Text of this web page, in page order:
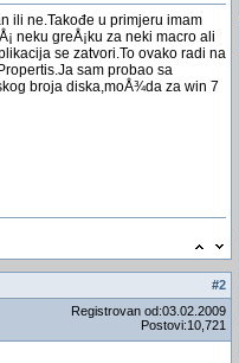
ili ne.Takođe u primjeru imam
neku greÅ¡ku za neki macro ali
se zatvori.To ovako radi na
sam probao sa
broja diska,moÅ¾da za win 7
#2
Registrovan od:03.02.2009
Postovi:10,721